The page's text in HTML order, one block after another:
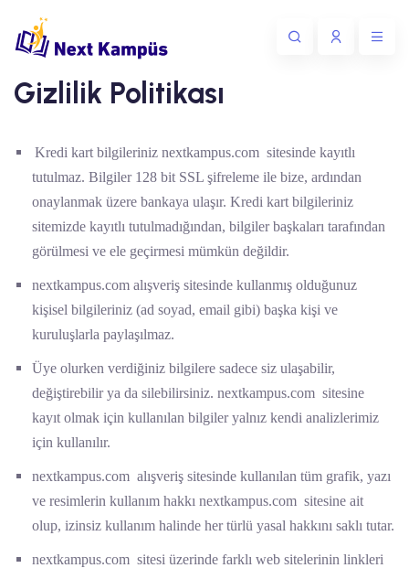
Gizlilik Politikası
Kredi kart bilgileriniz nextkampus.com sitesinde kayıtlı
tutulmaz. Bilgiler 128 bit SSL şifreleme ile bize, ardından
onaylanmak üzere bankaya ulaşır. Kredi kart bilgileriniz
sitemizde kayıtlı tutulmadığından, bilgiler başkaları tarafından
görülmesi ve ele geçirmesi mümkün değildir.
nextkampus.com alışveriş sitesinde kullanmış olduğunuz
kişisel bilgileriniz (ad soyad, email gibi) başka kişi ve
kuruluşlarla paylaşılmaz.
Üye olurken verdiğiniz bilgilere sadece siz ulaşabilir,
değiştirebilir ya da silebilirsiniz. nextkampus.com sitesine
kayıt olmak için kullanılan bilgiler yalnız kendi analizlerimiz
için kullanılır.
nextkampus.com alışveriş sitesinde kullanılan tüm grafik, yazı
ve resimlerin kullanım hakkı nextkampus.com sitesine ait
olup, izinsiz kullanım halinde her türlü yasal hakkını saklı tutar.
nextkampus.com sitesi üzerinde farklı web sitelerinin linkleri